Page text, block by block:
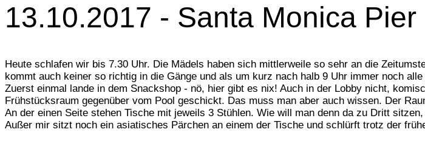
13.10.2017 - Santa Monica Pier
Heute schlafen wir bis 7.30 Uhr. Die Mädels haben sich mittlerweile so sehr an die
kommt auch keiner so richtig in die Gänge und als um kurz nach halb 9 Uhr immer noch
Zuerst einmal lande in dem Snackshop - nö, hier gibt es nix! Auch in der Lobby nicht,
Frühstücksraum gegenüber vom Pool geschickt. Das muss man aber auch wissen. Der
An der einen Seite stehen Tische mit jeweils 3 Stühlen. Wie will man denn da zu Dritt
Außer mir sitzt noch ein asiatisches Pärchen an einem der Tische und schlürft trotz der